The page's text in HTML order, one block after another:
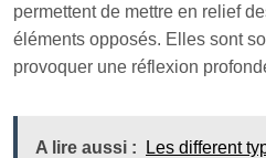
permettent de mettre en relief
éléments opposés. Elles sont
provoquer une réflexion
A lire aussi :
Les different